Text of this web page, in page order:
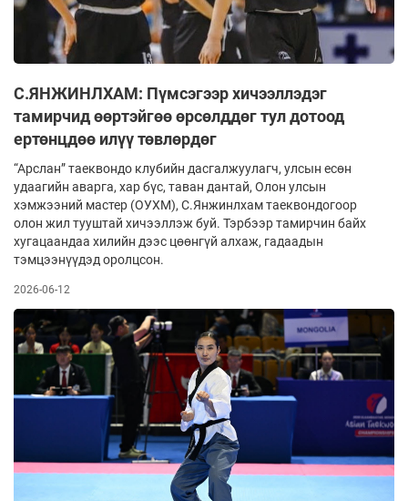
С.ЯНЖИНЛХАМ: Пүмсэгээр хичээллэдэг
тамирчид өөртэйгөө өрсөлддөг тул дотоод
ертөнцдөө илүү төвлөрдөг
“Арслан” таеквондо клубийн дасгалжуулагч, улсын есөн
удаагийн аварга, хар бүс, таван дантай, Олон улсын
хэмжээний мастер (ОУХМ), С.Янжинлхам таеквондогоор
олон жил тууштай хичээллэж буй. Тэрбээр тамирчин байх
хугацаандаа хилийн дээс цөөнгүй алхаж, гадаадын
тэмцээнүүдэд оролцсон.
2026-06-12